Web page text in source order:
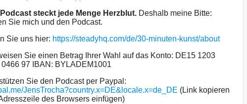
Podcast steckt jede Menge Herzblut. Deshalb meine Bitte:
Sie mich und den Podcast.
Sie uns hier: https://steadyhq.com/de/30-minuten-kunst/about
Sie einen Betrag Ihrer Wahl auf das Konto: DE15 1203
97 IBAN: BYLADEM1001
Sie den Podcast per Paypal:
JensTrocha?country.x=DE&locale.x=de_DE (Link kopieren
des Browsers einfügen)